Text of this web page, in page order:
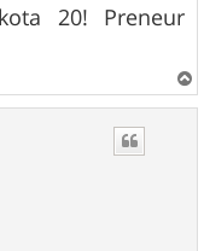
20! Preneur
a